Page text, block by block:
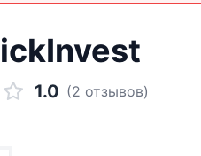
1.0 (2 отзывов)